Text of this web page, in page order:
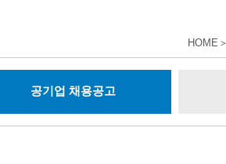
HOME
공기업 채용공고